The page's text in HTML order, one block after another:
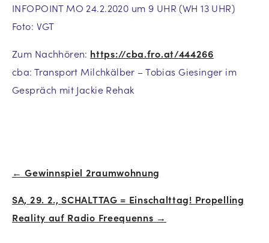
INFOPOINT MO 24.2.2020 um 9 UHR (WH 13 UHR)
Foto: VGT
Zum Nachhören: https://cba.fro.at/444266
cba: Transport Milchkälber – Tobias Giesinger im
Gespräch mit Jackie Rehak
Beitrags-
Navigation
← Gewinnspiel 2raumwohnung
SA, 29. 2., SCHALTTAG = Einschalttag! Propelling
Reality auf Radio Freequenns →